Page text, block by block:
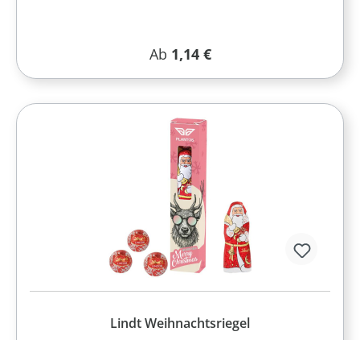
Regulärer Preis:
Ab 1,14 €
Lindt Weihnachtsriegel